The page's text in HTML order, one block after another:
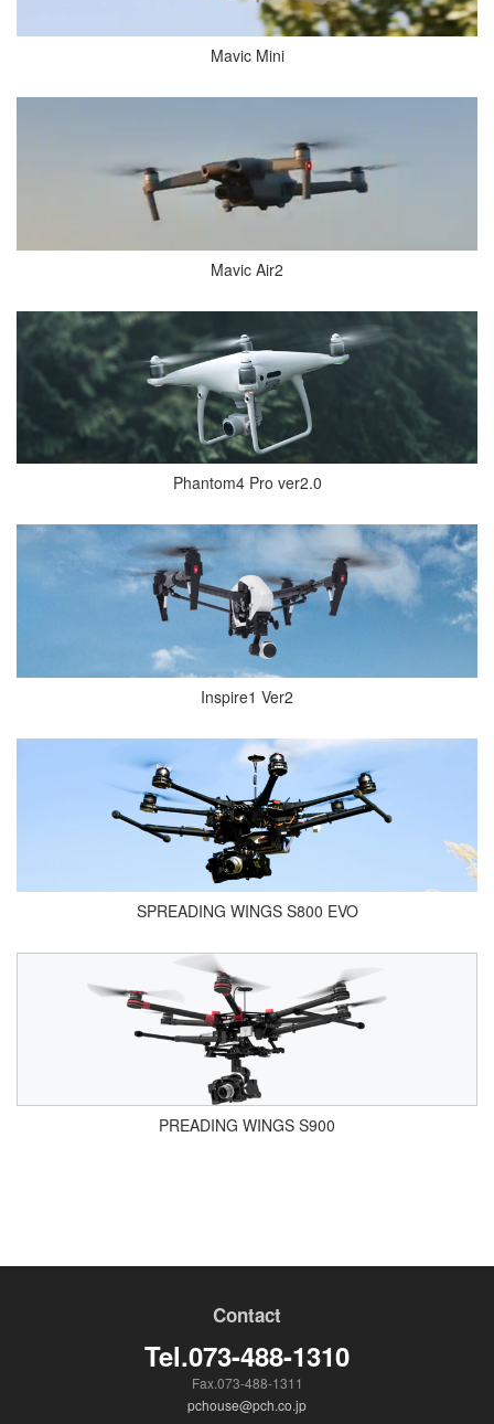
Mavic Mini
Mavic Air2
Phantom4 Pro ver2.0
Inspire1 Ver2
SPREADING WINGS S800 EVO
PREADING WINGS S900
Contact
Tel.073-488-1310
Fax.073-488-1311
pchouse@pch.co.jp